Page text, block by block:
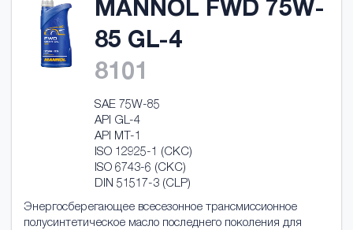
MANNOL FWD 75W-
85 GL-4
8101
SAE 75W-85
API GL-4
API MT-1
ISO 12925-1 (CKC)
ISO 6743-6 (CKC)
DIN 51517-3 (CLP)
Энергосберегающее всесезонное трансмисcионное
полусинтетическое масло последнего поколения для